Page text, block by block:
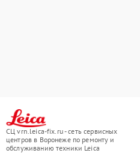
СЦ vrn.leica-fix.ru - сеть сервисных
центров в Воронеже по ремонту и
обслуживанию техники Leica